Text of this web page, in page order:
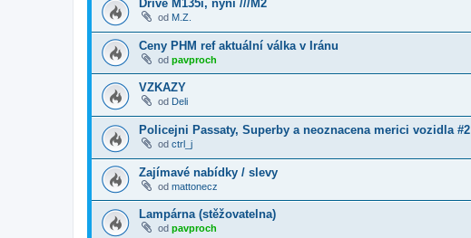
Dříve M135i, nyní ///M2
od M.Z.
Ceny PHM ref aktuální válka v Iránu
od pavproch
VZKAZY
od Deli
Policejni Passaty, Superby a neoznacena merici vozidla #2
od ctrl_j
Zajímavé nabídky / slevy
od mattonecz
Lampárna (stěžovatelna)
od pavproch